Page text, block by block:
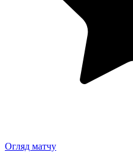
Огляд матчу